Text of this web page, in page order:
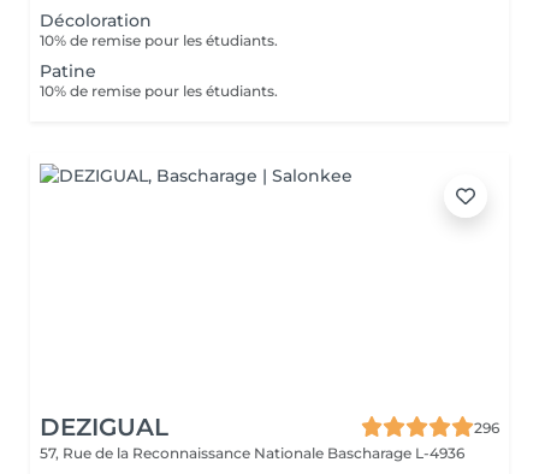
Décoloration
10% de remise pour les étudiants.
Patine
10% de remise pour les étudiants.
DEZIGUAL
296
57, Rue de la Reconnaissance Nationale Bascharage L-4936